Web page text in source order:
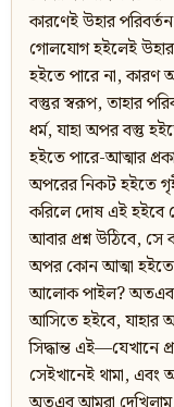
কারণেই উহার
গোলযোগ হইলেই উহার
হইতে পারে না, কারণ
বস্তুর স্বরূপ, তাহার
ধর্ম, যাহা অপর বস্তু
হইতে পারে-আত্মার
অপরের নিকট হইতে
করিলে দোষ এই হইবে
আবার প্রশ্ন উঠিবে,
অপর কোন আত্মা
আলোক পাইল? অতএব
আসিতে হইবে,
সিদ্ধান্ত এই—যেখানে
সেইখানেই থামা,